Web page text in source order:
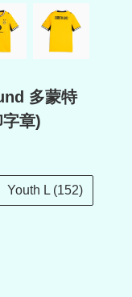
多蒙特
章)
Youth L (152)